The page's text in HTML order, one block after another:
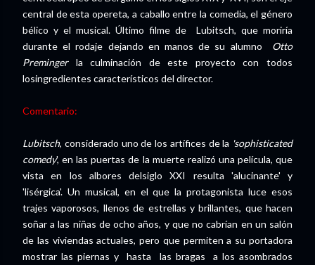
central de esta opereta, a caballo entre la comedia, el género
bélico y el musical. Último filme de Lubitsch, que moriría
durante el rodaje dejando en manos de su alumno
Otto
Preminger la culminación de este proyecto con todos
losingredientes característicos del director.
Comentario:
Lubitsch, considerado uno de los artífices de la 'sophisticated
comedy', en las puertas de la muerte realizó una película, que
vista en los albores delsiglo XXI resulta 'alucinante' y
'lisérgica'. Un musical, en el que la protagonista luce esos
trajes vaporosos, llenos de estrellas y brillantes, que hacen
soñar a las niñas de ocho años, y que no cabrían en un salón
de las viviendas actuales, pero que permiten a su portadora
mostrar las piernas y hasta las bragas a los asombrados